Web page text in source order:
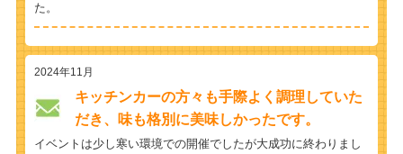
た。
2024年11月
キッチンカーの方々も手際よく調理していた
だき、味も格別に美味しかったです。
イベントは少し寒い環境での開催でしたが大成功に終わりまし